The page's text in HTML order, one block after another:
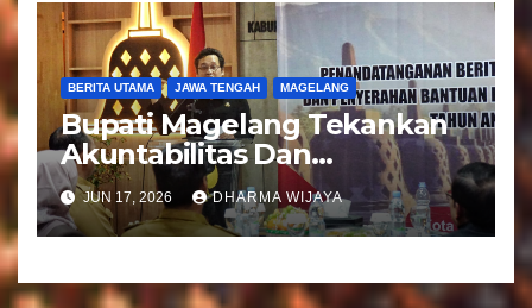
BERITA UTAMA JAWA TENGAH MAGELANG
Bupati Magelang Tekankan
Akuntabilitas Dan
Tranparansi Pengelolaan
Bantuan Keuangan Parpol
JUN 17, 2026 DHARMA WIJAYA